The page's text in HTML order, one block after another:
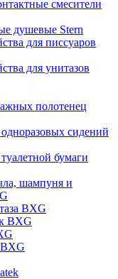
смесители
душевые Stern
для писсуаров
для унитазов
полотенец
сидений
бумаги
шампуня и
BXG
BXG